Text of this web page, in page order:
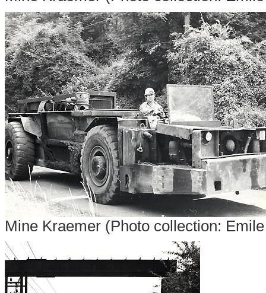
Mine Kraemer (Photo collection: